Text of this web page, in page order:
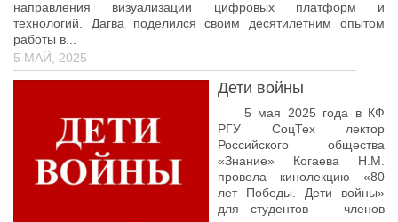
направления визуализации цифровых платформ и
технологий. Дагва поделился своим десятилетним опытом
работы в...
5 МАЙ, 2025
Дети войны
5 мая 2025 года в КФ
РГУ СоцТех лектор
Российского общества
«Знание» Когаева Н.М.
провела кинолекцию «80
лет Победы. Дети войны»
для студентов — членов